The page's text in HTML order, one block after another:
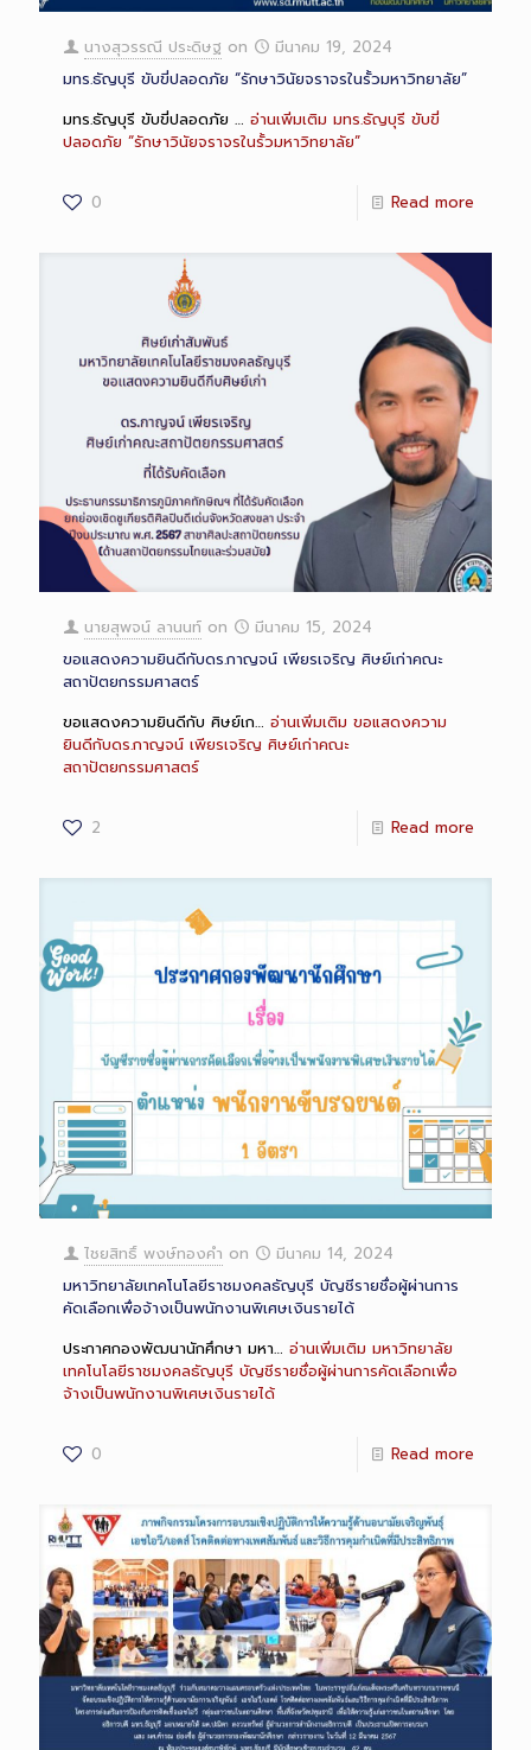
นางสุวรรณี ประดิษฐ on
มีนาคม 19, 2024
มทร.ธัญบุรี ขับขี่ปลอดภัย “รักษาวินัยจราจรในรั้วมหาวิทยาลัย”
มทร.ธัญบุรี ขับขี่ปลอดภัย … อ่านเพิ่มเติม มทร.ธัญบุรี ขับขี่
ปลอดภัย “รักษาวินัยจราจรในรั้วมหาวิทยาลัย”
0 Read more
นายสุพจน์ ลานนท์ on
มีนาคม 15, 2024
ขอแสดงความยินดีกับดร.กาญจน์ เพียรเจริญ ศิษย์เก่าคณะ
สถาปัตยกรรมศาสตร์
ขอแสดงความยินดีกับ ศิษย์เก… อ่านเพิ่มเติม ขอแสดงความ
ยินดีกับดร.กาญจน์ เพียรเจริญ ศิษย์เก่าคณะ
สถาปัตยกรรมศาสตร์
2 Read more
ไชยสิทธิ์ พงษ์ทองคำ on
มีนาคม 14, 2024
มหาวิทยาลัยเทคโนโลยีราชมงคลธัญบุรี บัญชีรายชื่อผู้ผ่านการ
คัดเลือกเพื่อจ้างเป็นพนักงานพิเศษเงินรายได้
ประกาศกองพัฒนานักศึกษา มหา… อ่านเพิ่มเติม มหาวิทยาลัย
เทคโนโลยีราชมงคลธัญบุรี บัญชีรายชื่อผู้ผ่านการคัดเลือกเพื่อ
จ้างเป็นพนักงานพิเศษเงินรายได้
0 Read more